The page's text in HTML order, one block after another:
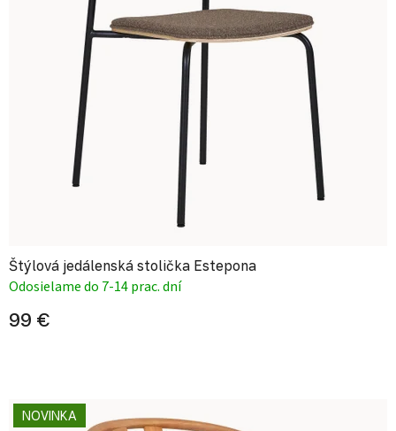
Štýlová jedálenská stolička Estepona
Odosielame do 7-14 prac. dní
99 €
NOVINKA